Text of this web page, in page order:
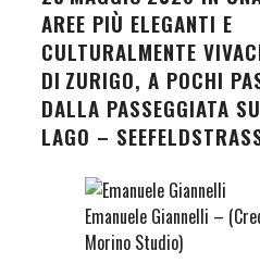
AREE PIÙ ELEGANTI E
CULTURALMENTE
DI ZURIGO, A POCHI
DALLA PASSEGGIATA
LAGO –
Emanuele Giannelli –
Morino Studio)